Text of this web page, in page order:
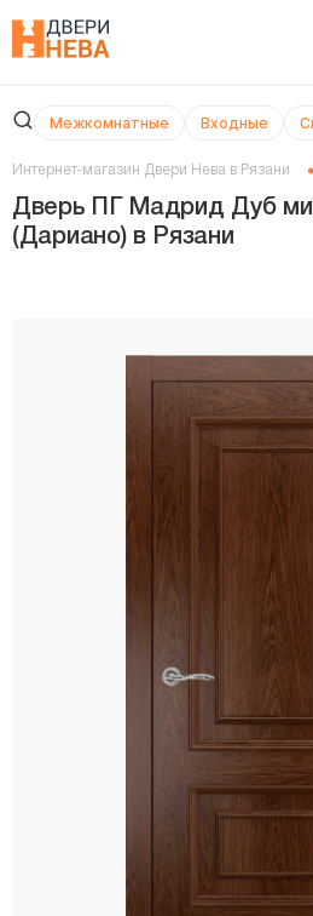
Межкомнатные Входные
Интернет-магазин Двери Нева в Рязани
Дверь ПГ Мадрид Дуб
(Дариано) в Рязани